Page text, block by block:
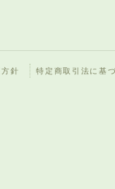
針 特定商取引法に基